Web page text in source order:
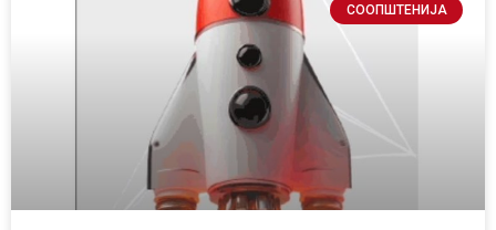
СООПШТЕНИЈА